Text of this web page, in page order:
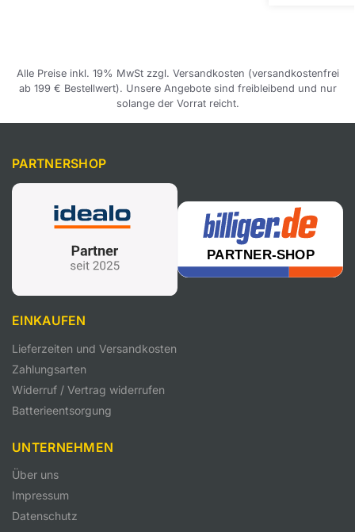
Alle Preise inkl. 19% MwSt zzgl. Versandkosten (versandkostenfrei
ab 199 € Bestellwert). Unsere Angebote sind freibleibend und nur
solange der Vorrat reicht.
PARTNERSHOP
EINKAUFEN
Lieferzeiten und Versandkosten
Zahlungsarten
Widerruf / Vertrag widerrufen
Batterieentsorgung
UNTERNEHMEN
Über uns
Impressum
Datenschutz